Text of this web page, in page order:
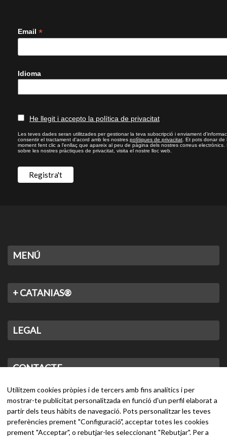
Email *
Idioma
He llegit i accepto la política de privacitat
Les teves dades seran utilitzades per gestionar la teva subscripció i enviament
consentir el tractament d'acord amb les nostres polítiques de privacitat . Et pots donar
moment fent clic a l'enllaç que apareix al peu de pàgina dels nostres correus electrònics.
sobre les nostres pràctiques de privacitat, visita el nostre lloc web.
MENÚ
+ CATANIAS®
LEGAL
CONTACTE
Utilitzem cookies pròpies i de tercers amb fins analítics i per
mostrar-te publicitat personalitzada en funció d'un perfil elaborat a
partir dels teus hàbits de navegació. Pots personalitzar les teves
preferències prement "Configuració", acceptar totes les cookies
prement "Acceptar", o rebutjar-les seleccionant "Rebutjar". Per a